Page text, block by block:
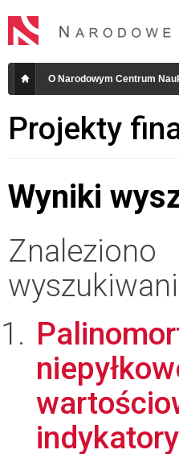
O Narodowym Centrum
Projekty
Wyniki
Znaleziono